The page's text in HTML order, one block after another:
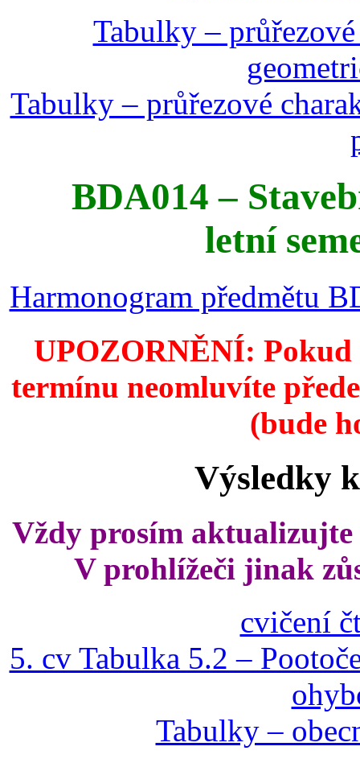
Tabulky ‒
Tabulky ‒ průřezové
BDA014 ‒
letní
Harmonogram předmětu
UPOZORNĚNÍ: Pokud
termínu neomluvíte
(bude
Výsledky
Vždy prosím
V prohlížeči jinak
cvičení
5. cv Tabulka 5.2 ‒
Tabulky ‒